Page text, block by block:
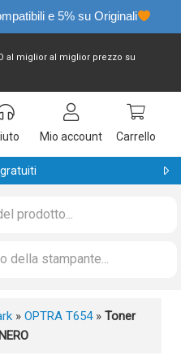
e 5% su Originali
al miglior al miglior prezzo su
Mio account Carrello
gratuiti
» OPTRA T654» Toner